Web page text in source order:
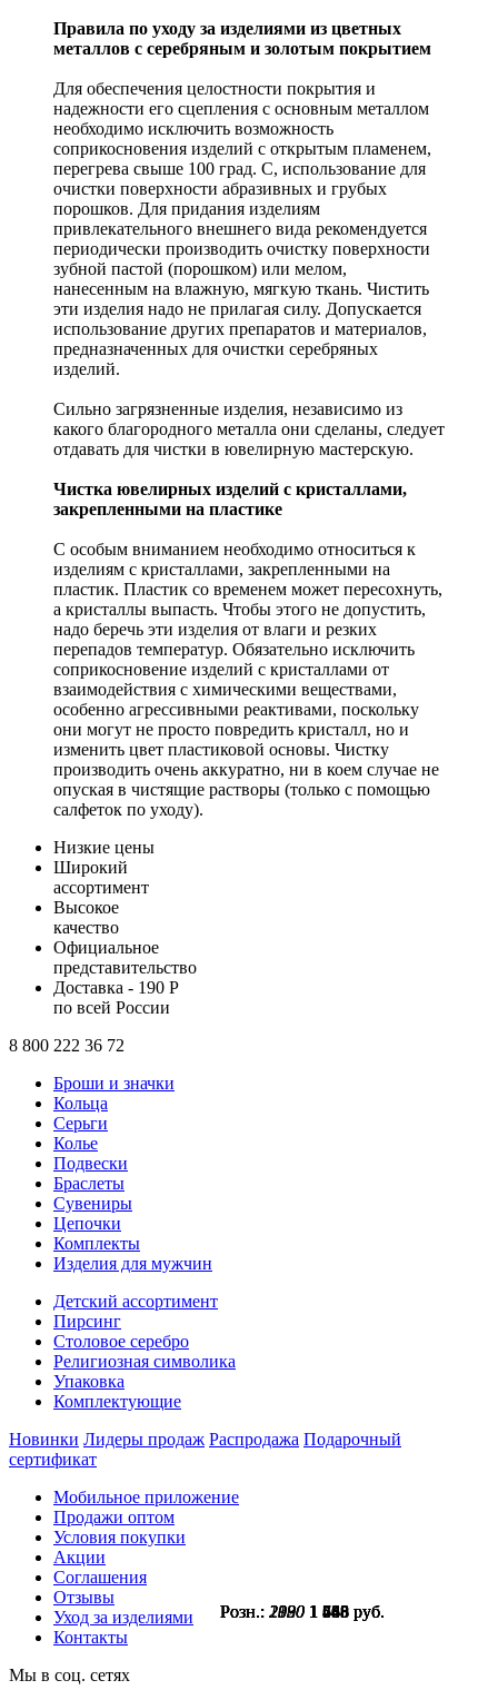
Розн.: 2180 1 635 руб.
Розн.: 2330 1 748 руб.
Розн.: 1920 1 440 руб.
Розн.: 2090 1 568 руб.
Розн.: 2090 1 568 руб.
Правила по уходу за изделиями из цветных
металлов с серебряным и золотым покрытием
Для обеспечения целостности покрытия и
надежности его сцепления с основным металлом
необходимо исключить возможность
соприкосновения изделий с открытым пламенем,
перегрева свыше 100 град. С, использование для
очистки поверхности абразивных и грубых
порошков. Для придания изделиям
привлекательного внешнего вида рекомендуется
периодически производить очистку поверхности
зубной пастой (порошком) или мелом,
нанесенным на влажную, мягкую ткань. Чистить
эти изделия надо не прилагая силу. Допускается
использование других препаратов и материалов,
предназначенных для очистки серебряных
изделий.
Сильно загрязненные изделия, независимо из
какого благородного металла они сделаны, следует
отдавать для чистки в ювелирную мастерскую.
Чистка ювелирных изделий с кристаллами,
закрепленными на пластике
С особым вниманием необходимо относиться к
изделиям с кристаллами, закрепленными на
пластик. Пластик со временем может пересохнуть,
а кристаллы выпасть. Чтобы этого не допустить,
надо беречь эти изделия от влаги и резких
перепадов температур. Обязательно исключить
соприкосновение изделий с кристаллами от
взаимодействия с химическими веществами,
особенно агрессивными реактивами, поскольку
они могут не просто повредить кристалл, но и
изменить цвет пластиковой основы. Чистку
производить очень аккуратно, ни в коем случае не
опуская в чистящие растворы (только с помощью
салфеток по уходу).
Низкие цены
Широкий
ассортимент
Высокое
качество
Официальное
представительство
Доставка - 190 Р
по всей России
8 800 222 36 72
Броши и значки
Кольца
Серьги
Колье
Подвески
Браслеты
Сувениры
Цепочки
Комплекты
Изделия для мужчин
Детский ассортимент
Пирсинг
Столовое серебро
Религиозная символика
Упаковка
Комплектующие
Новинки Лидеры продаж Распродажа Подарочный
сертификат
Мобильное приложение
Продажи оптом
Условия покупки
Акции
Соглашения
Отзывы
Уход за изделиями
Контакты
Мы в соц. сетях